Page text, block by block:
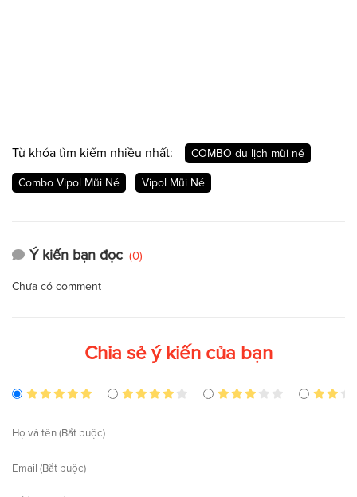
Từ khóa tìm kiếm nhiều nhất: COMBO du lịch mũi né
Combo Vipol Mũi Né Vipol Mũi Né
Ý kiến bạn đọc (0)
Chưa có comment
Chia sẻ ý kiến của bạn